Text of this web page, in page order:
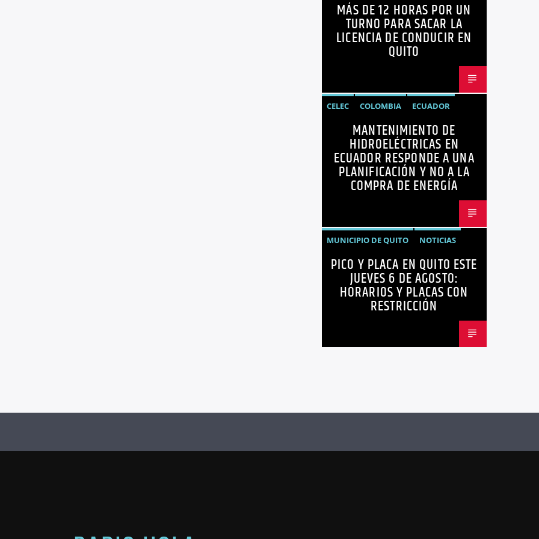
ECUADOR LICENCIAS NOTICIAS
MÁS DE 12 HORAS POR UN
TURNO PARA SACAR LA
LICENCIA DE CONDUCIR EN
QUITO
CELEC COLOMBIA
ECUADOR
ENERGÍA
HIDROELÉCTRICAS
NOTICIAS
MANTENIMIENTO DE
HIDROELÉCTRICAS EN
ECUADOR RESPONDE A UNA
PLANIFICACIÓN Y NO A LA
COMPRA DE ENERGÍA
MUNICIPIO DE QUITO
NOTICIAS
PICO Y PLACA
QUITO
PICO Y PLACA EN QUITO ESTE
JUEVES 6 DE AGOSTO:
HORARIOS Y PLACAS CON
RESTRICCIÓN